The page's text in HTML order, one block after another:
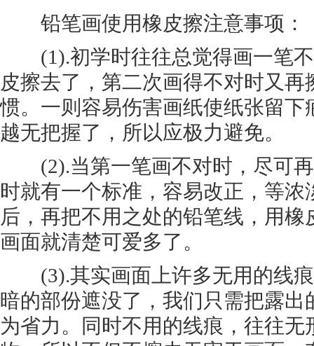
铅笔画使用橡皮擦注意事项：
(1).初学时往往总觉得画一笔不
皮擦去了，第二次画得不对时又
惯。一则容易伤害画纸使纸张留下
越无把握了，所以应极力避免。
(2).当第一笔画不对时，尽可再
时就有一个标准，容易改正，等浓
后，再把不用之处的铅笔线，用
画面就清楚可爱多了。
(3).其实画面上许多无用的线痕
暗的部份遮没了，我们只需把露
为省力。同时不用的线痕，往往无